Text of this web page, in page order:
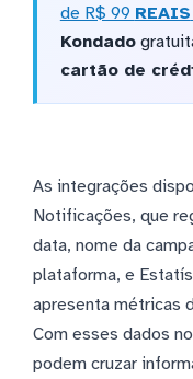
de R$ 99 REAIS
Kondado
cartão de
As integrações
Notificações, que
data, nome da
plataforma, e
apresenta métricas
Com esses dados
podem cruzar